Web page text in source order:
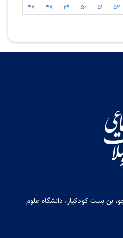
47
48 49 50 51 52
بن بست کودکیار، دانشگاه علوم